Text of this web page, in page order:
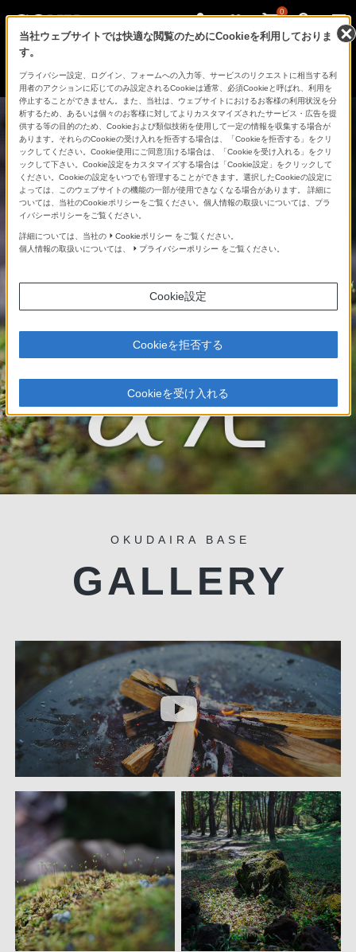
0
あ、
見
た
こ
と
の
な
い
世
界
へ。
α
Universe
OKUDAIRA BASE
GALLERY
当社ウェブサイトでは快適な閲覧のためにCookieを利用しておりま
す。
プライバシー設定、ログイン、フォームへの入力等、サービスのリクエストに相当する利
用者のアクションに応じてのみ設定されるCookieは通常、必須Cookieと呼ばれ、利用を
停止することができません。また、当社は、ウェブサイトにおけるお客様の利用状況を分
析するため、あるいは個々のお客様に対してよりカスタマイズされたサービス・広告を提
供する等の目的のため、Cookieおよび類似技術を使用して一定の情報を収集する場合が
あります。それらのCookieの受け入れを拒否する場合は、「Cookieを拒否する」をクリ
ックしてください。Cookie使用にご同意頂ける場合は、「Cookieを受け入れる」をクリ
ックして下さい。Cookie設定をカスタマイズする場合は「Cookie設定」をクリックして
ください。Cookieの設定をいつでも管理することができます。選択したCookieの設定に
よっては、このウェブサイトの機能の一部が使用できなくなる場合があります。 詳細に
ついては、当社のCookieポリシーをご覧ください。個人情報の取扱いについては、プラ
イバシーポリシーをご覧ください。
詳細については、当社の Cookieポリシー をご覧ください。
個人情報の取扱いについては、
プライバシーポリシー をご覧ください。
Cookie設定
Cookieを拒否する
Cookieを受け入れる